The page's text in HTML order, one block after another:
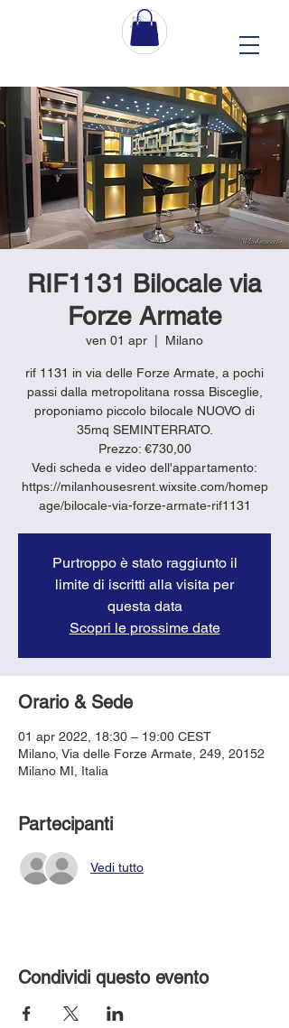
RIF1131 Bilocale via
Forze Armate
ven 01 apr Milano
rif 1131 in via delle Forze Armate, a pochi
passi dalla metropolitana rossa Bisceglie,
proponiamo piccolo bilocale NUOVO di
35mq SEMINTERRATO.
Prezzo: €730,00
Vedi scheda e video dell'appartamento:
https://milanhousesrent.wixsite.com/homep
age/bilocale-via-forze-armate-rif1131
Purtroppo è stato raggiunto il
limite di iscritti alla visita per
questa data
Scopri le prossime date
Orario & Sede
01 apr 2022, 18:30 – 19:00 CEST
Milano, Via delle Forze Armate, 249, 20152
Milano MI, Italia
Partecipanti
Vedi tutto
Condividi questo evento